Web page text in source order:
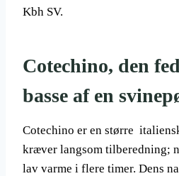
Kbh SV.
Cotechino, den
basse af en
Cotechino er en større
kræver langsom tilberedning;
lav varme i flere timer. Dens